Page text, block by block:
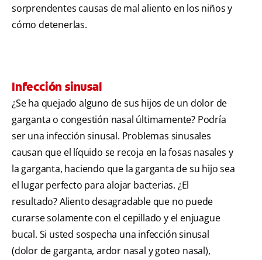
sorprendentes causas de mal aliento en los niños y
cómo detenerlas.
Infección sinusal
¿Se ha quejado alguno de sus hijos de un dolor de
garganta o congestión nasal últimamente? Podría
ser una infección sinusal. Problemas sinusales
causan que el líquido se recoja en la fosas nasales y
la garganta, haciendo que la garganta de su hijo sea
el lugar perfecto para alojar bacterias. ¿El
resultado? Aliento desagradable que no puede
curarse solamente con el cepillado y el enjuague
bucal. Si usted sospecha una infección sinusal
(dolor de garganta, ardor nasal y goteo nasal),